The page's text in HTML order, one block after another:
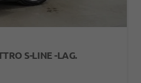
S-LINE -LAG.